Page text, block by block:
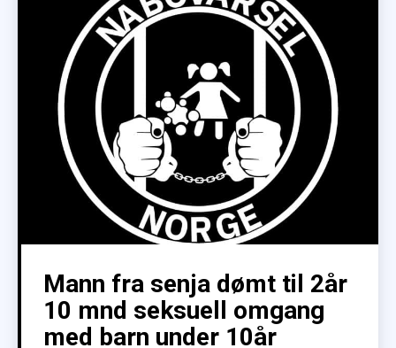
Mann fra senja dømt til 2år
10 mnd seksuell omgang
med barn under 10år